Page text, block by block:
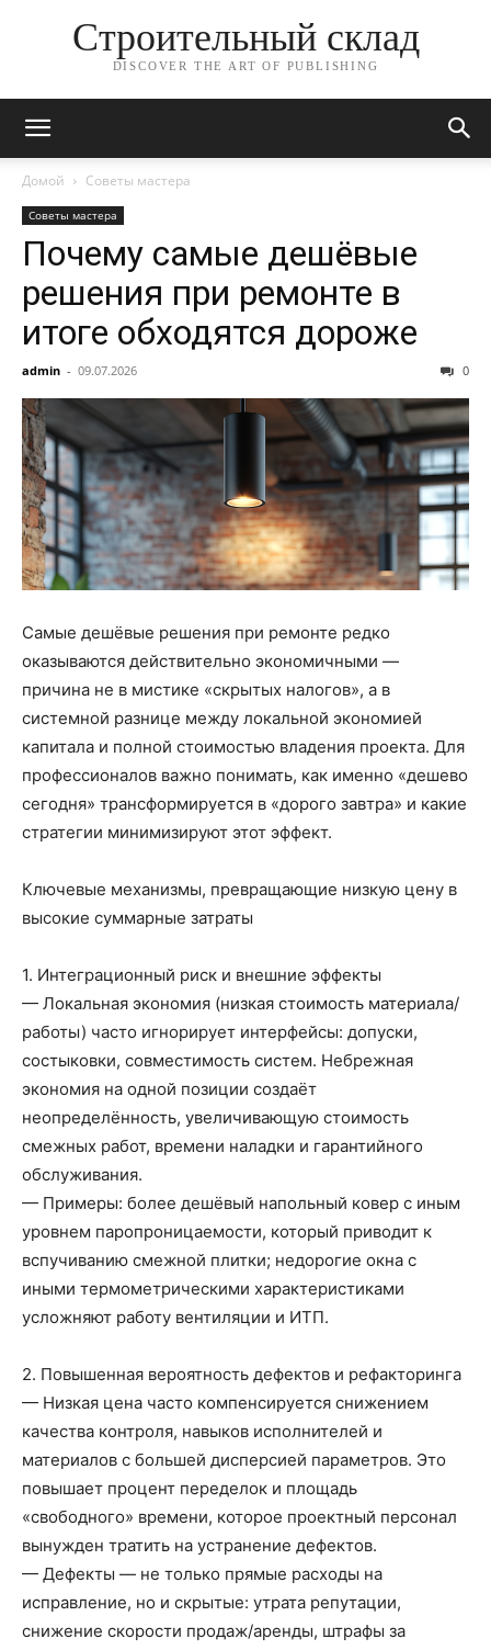
Строительный склад
DISCOVER THE ART OF PUBLISHING
Домой Советы мастера
Советы мастера
Почему самые дешёвые
решения при ремонте в
итоге обходятся дороже
admin - 09.07.2026 0
Самые дешёвые решения при ремонте редко
оказываются действительно экономичными —
причина не в мистике «скрытых налогов», а в
системной разнице между локальной экономией
капитала и полной стоимостью владения проекта. Для
профессионалов важно понимать, как именно «дешево
сегодня» трансформируется в «дорого завтра» и какие
стратегии минимизируют этот эффект.
Ключевые механизмы, превращающие низкую цену в
высокие суммарные затраты
1. Интеграционный риск и внешние эффекты
— Локальная экономия (низкая стоимость материала/
работы) часто игнорирует интерфейсы: допуски,
состыковки, совместимость систем. Небрежная
экономия на одной позиции создаёт
неопределённость, увеличивающую стоимость
смежных работ, времени наладки и гарантийного
обслуживания.
— Примеры: более дешёвый напольный ковер с иным
уровнем паропроницаемости, который приводит к
вспучиванию смежной плитки; недорогие окна с
иными термометрическими характеристиками
усложняют работу вентиляции и ИТП.
2. Повышенная вероятность дефектов и рефакторинга
— Низкая цена часто компенсируется снижением
качества контроля, навыков исполнителей и
материалов с большей дисперсией параметров. Это
повышает процент переделок и площадь
«свободного» времени, которое проектный персонал
вынужден тратить на устранение дефектов.
— Дефекты — не только прямые расходы на
исправление, но и скрытые: утрата репутации,
снижение скорости продаж/аренды, штрафы за